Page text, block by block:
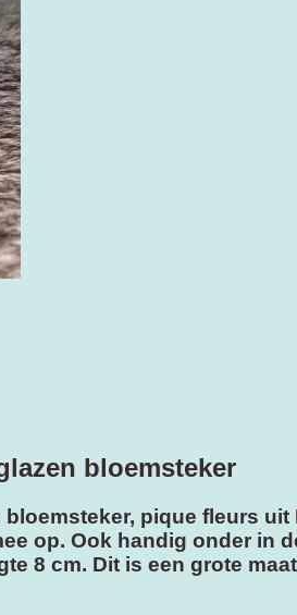
bloemsteker
pique fleurs
op. Ook handig onder in
8 cm. Dit is een grote